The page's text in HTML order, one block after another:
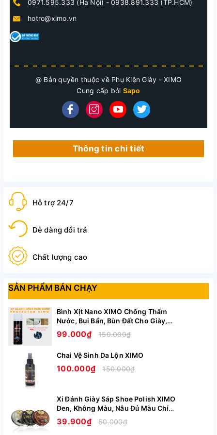
0971.595.333 (Hà Nội) - 0938.891.333 (TP.HCM)
hotro@ximo.vn
@ Bản quyền thuộc về Phụ Kiện Giày - XIMO
Cung cấp bởi Sapo
Thông tin chi tiết
EIDECHSE 50ml tại Hà Nội, HCM
Với những người yêu thích và thường xuyên sử dụng
giày da, tủ giày của bạn không thể thiếu xi đánh giày. Rẻ
và hữu dụng, hãy dự trữ cho mình loại xi chất lượng tốt
nhất nhé.
Hỗ trợ 24/7
Dễ dàng đổi trả
Chất lượng cao
SẢN PHẨM BÁN CHẠY
Bình Xịt Nano XIMO Chống Thấm
Nước, Bụi Bẩn, Bùn Đất Cho Giày,
Túi, Áo, Mũ Nón Cao Cấp XI11
99.000₫ 150.000₫
Chai Vệ Sinh Da Lộn XIMO
100.000₫ 150.000₫
Xi Đánh Giày Sáp Shoe Polish XIMO
Đen, Không Màu, Nâu Đủ Màu Chính
Hãng XI08
39.900₫ 50.000₫